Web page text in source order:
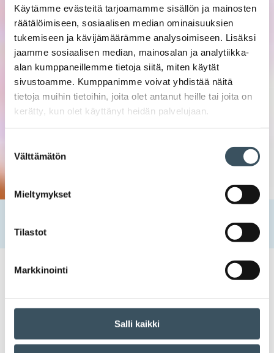
Käytämme evästeitä tarjoamamme sisällön ja mainosten
räätälöimiseen, sosiaalisen median ominaisuuksien
tukemiseen ja kävijämäärämme analysoimiseen. Lisäksi
jaamme sosiaalisen median, mainosalan ja analytiikka-
alan kumppaneillemme tietoja siitä, miten käytät
sivustoamme. Kumppanimme voivat yhdistää näitä
tietoja muihin tietoihin, joita olet antanut heille tai joita on
kerätty, kun olet käyttänyt heidän palvelujaan.
valinta
Välttämätön
Mieltymykset
Tilastot
Markkinointi
Salli kaikki
Esteettömyysdirektiivistä käytävät neuvottelut jatkuvat
verkkokauppa
Esteettömyysdirektiivistä
käytävät neuvottelut jatkuvat